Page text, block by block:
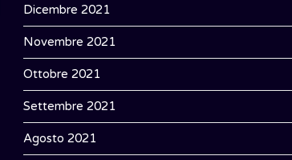
Dicembre 2021
Novembre 2021
Ottobre 2021
Settembre 2021
Agosto 2021